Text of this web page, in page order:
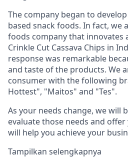
The company began to
based snack foods. In fact, we
foods company that innovates
Crinkle Cut Cassava Chips in
response was remarkable
and taste of the products. We
consumer with the following
Hottest", "Maitos" and "Tes".
As your needs change, we will
evaluate those needs and
will help you achieve your
Tampilkan selengkapnya